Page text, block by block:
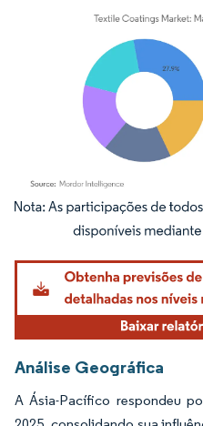
Imagem © Mordor Intelligence. O
Análise Geográfica
A Ásia-Pacífico respondeu